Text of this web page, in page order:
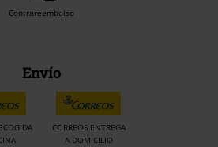
Contrareembolso
Envío
CORREOS ENTREGA
A DOMICILIO